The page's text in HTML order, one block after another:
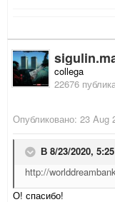
collega
22676
Опубликовано: 23 Aug
В 8/23/2020,
http://
О! спасибо!